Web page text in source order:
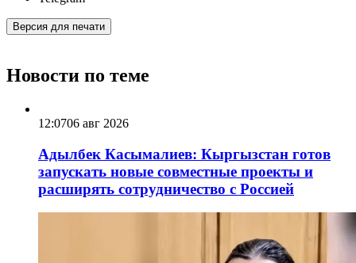
Версия для печати
Новости по теме
12:0706 авг 2026
Адылбек Касымалиев: Кыргызстан готов
запускать новые совместные проекты и
расширять сотрудничество с Россией